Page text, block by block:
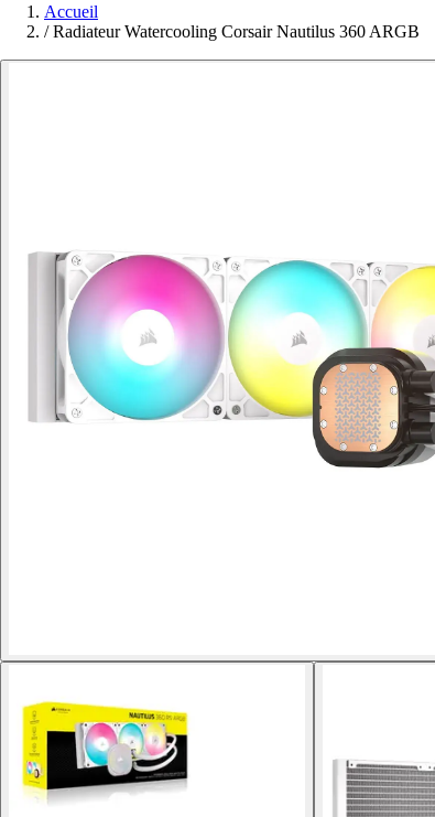
Accueil
/ Radiateur Watercooling Corsair Nautilus 360 ARGB